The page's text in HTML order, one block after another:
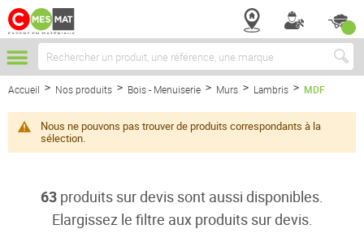
Chercher
Accueil Nos produits Bois - Menuiserie Murs Lambris MDF
Nous ne pouvons pas trouver de produits correspondants à la
sélection.
63 produits sur devis sont aussi disponibles.
Elargissez le filtre aux produits sur devis.